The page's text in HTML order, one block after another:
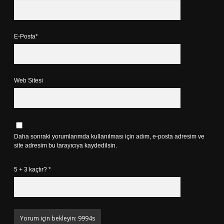
E-Posta*
Web Sitesi
Daha sonraki yorumlarımda kullanılması için adım, e-posta adresim ve
site adresim bu tarayıcıya kaydedilsin.
5 + 3 kaçtır? *